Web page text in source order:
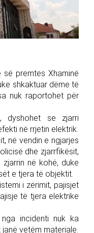
premtes Xhaminë
shkaktuar dëme të
nuk raportohet për
dyshohet se zjarri
në rrjetin elektrik.
në vendin e ngjarjes
dhe zjarrfikësit,
në kohë, duke
e tjera të objektit.
i zërimit, pajisjet
të tjera elektrike
incidenti nuk ka
vetëm materiale.